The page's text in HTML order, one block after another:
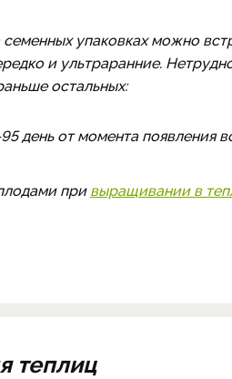
упаковках можно
и ультраранние.
остальных:
день от момента появления
привыращивании в
теплиц